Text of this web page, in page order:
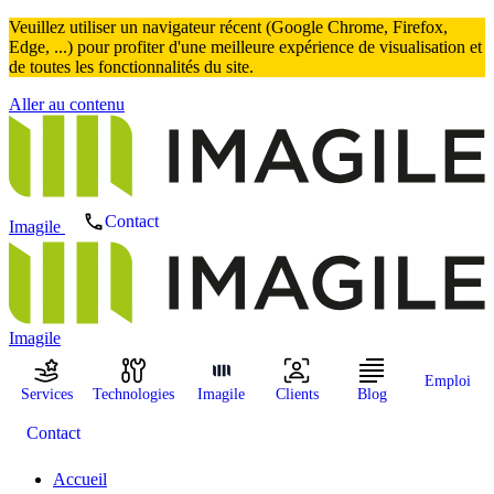
Veuillez utiliser un navigateur récent (Google Chrome, Firefox,
Edge, ...) pour profiter d'une meilleure expérience de visualisation et
de toutes les fonctionnalités du site.
Aller au contenu
Imagile Contact
Imagile
Services Technologies Imagile Clients Blog
Emploi
Contact
Accueil